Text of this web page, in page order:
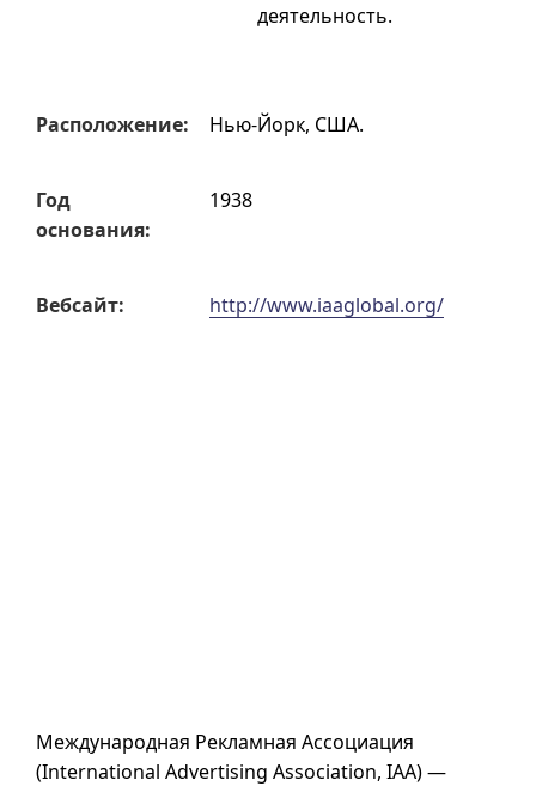
деятельность.
Расположение: Нью-Йорк, США.
Год
основания:
1938
Вебсайт: http://www.iaaglobal.org/
Международная Рекламная Ассоциация
(International Advertising Association, IAA) —